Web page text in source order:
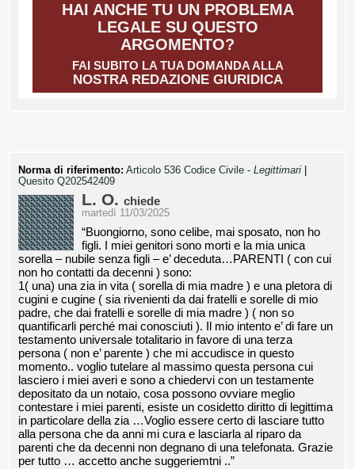
HAI ANCHE TU UN PROBLEMA
LEGALE SU QUESTO
ARGOMENTO?
FAI SUBITO LA TUA DOMANDA ALLA
NOSTRA REDAZIONE GIURIDICA
Norma di riferimento: Articolo 536 Codice Civile - Legittimari
Quesito Q202542409
L. O. chiede
martedì 11/03/2025
“Buongiorno, sono celibe, mai sposato, non ho
figli. I miei genitori sono morti e la mia unica
sorella – nubile senza figli – e’ deceduta…PARENTI ( con cui
non ho contatti da decenni ) sono:
1( una) una zia in vita ( sorella di mia madre ) e una pletora di
cugini e cugine ( sia rivenienti da dai fratelli e sorelle di mio
padre, che dai fratelli e sorelle di mia madre ) ( non so
quantificarli perché mai conosciuti ). Il mio intento e’ di fare un
testamento universale totalitario in favore di una terza
persona ( non e’ parente ) che mi accudisce in questo
momento.. voglio tutelare al massimo questa persona cui
lasciero i miei averi e sono a chiedervi con un testamente
depositato da un notaio, cosa possono ovviare meglio
contestare i miei parenti, esiste un cosidetto diritto di legittima
in particolare della zia …Voglio essere certo di lasciare tutto
alla persona che da anni mi cura e lasciarla al riparo da
parenti che da decenni non degnano di una telefonata. Grazie
per tutto … accetto anche suggeriemtni ..”